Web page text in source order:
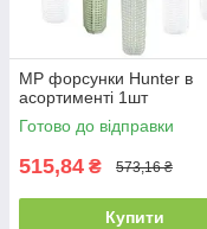
MP форсунки Hunter в
асортименті 1шт
Готово до відправки
515,84 ₴ 573,16 ₴
Купити